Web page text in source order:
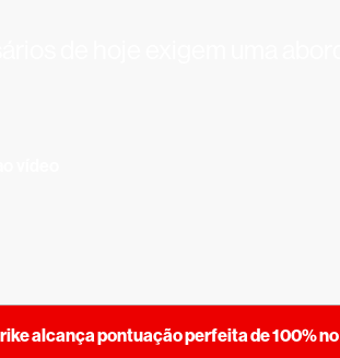
alcança pontuação perfeita de 100%